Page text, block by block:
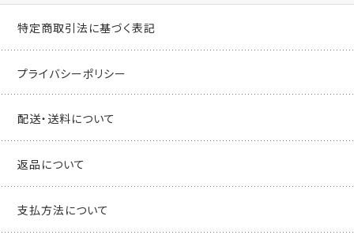
特定商取引法に基づく表記
プライバシーポリシー
配送・送料について
返品について
支払方法について